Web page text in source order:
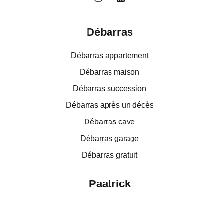
Débarras
Débarras appartement
Débarras maison
Débarras succession
Débarras après un décès
Débarras cave
Débarras garage
Débarras gratuit
Paatrick